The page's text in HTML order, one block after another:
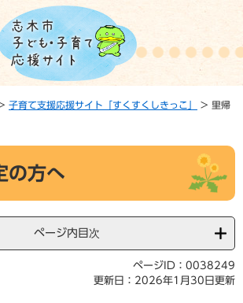
子育て支援応援サイト「すくすくしきっこ」 > 里帰
の方へ
ページ内目次
ページID：0038249
更新日：2026年1月30日更新